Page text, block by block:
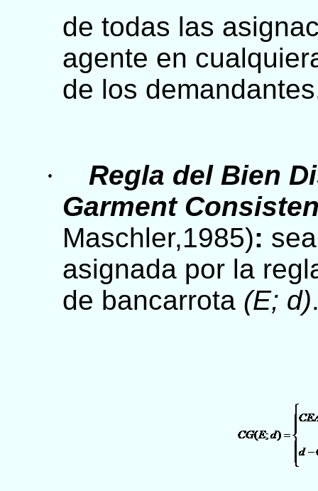
de todas las
agente en
de los
·
Regla del Bien
Garment
Maschler,1985):
asignada por la
de bancarrota (E; d)